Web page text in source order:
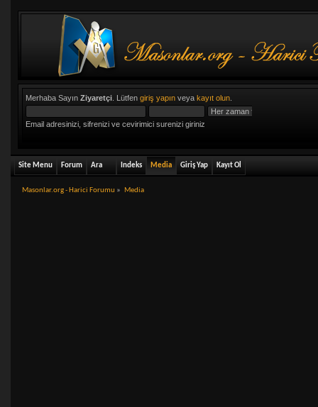
Merhaba Sayın Ziyaretçi. Lütfen giriş yapınveya kayıt olun.
Email adresinizi, sifrenizi ve cevirimici surenizi giriniz
Site Menu Forum Ara Indeks Media Giriş Yap Kayıt Ol
Masonlar.org - Harici Forumu » Media